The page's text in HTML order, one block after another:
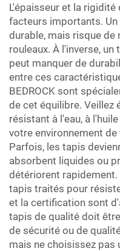
L'épaisseur et la
facteurs importants.
durable, mais risque de
rouleaux. À l'inverse,
peut manquer de
entre ces
BEDROCK sont
de cet équilibre. Veillez
résistant à l'eau, à
votre environnement
Parfois, les tapis
absorbent liquides ou
détériorent
tapis traités pour
et la certification sont
tapis de qualité doit
de sécurité ou de
mais ne choisissez pas